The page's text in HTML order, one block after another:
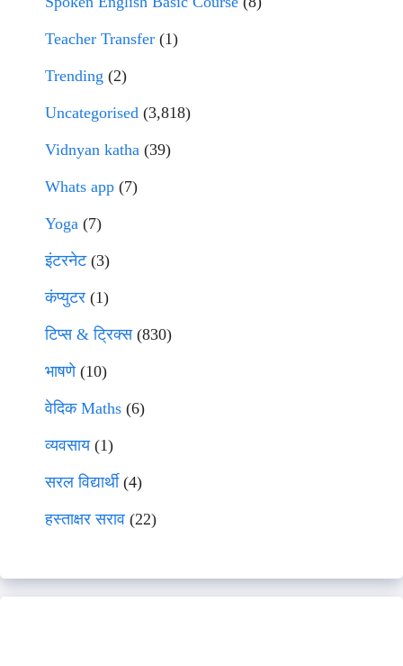
Teacher Transfer (1)
Trending (2)
Uncategorised (3,818)
Vidnyan katha (39)
Whats app (7)
Yoga (7)
इंटरनेट(3)
कंप्युटर (1)
टिप्स & ट्रिक्स(830)
भाषणे(10)
वेदिक Maths (6)
व्यवसाय(1)
सरल विद्यार्थी(4)
हस्ताक्षर सराव (22)